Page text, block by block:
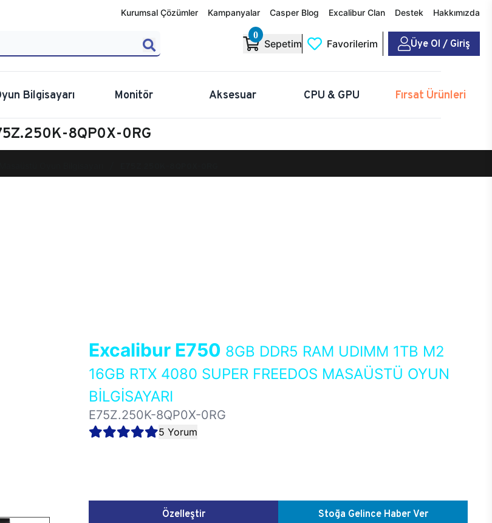
Kurumsal Çözümler Kampanyalar Casper Blog Excalibur Clan Destek Hakkımızda
0
Sepetim Favorilerim Üye Ol / Giriş
Bilgisayarı Monitör Aksesuar CPU & GPU Fırsat Ürünleri
8QP0X-0RG
Excalibur E750 8GB DDR5 RAM UDIMM 1TB M2
16GB RTX 4080 SUPER FREEDOS MASAÜSTÜ OYUN
BİLGİSAYARI
E75Z.250K-8QP0X-0RG
5 Yorum
Özelleştir Stoğa Gelince Haber Ver